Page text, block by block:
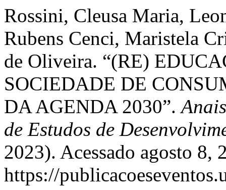
Rossini, Cleusa Maria,
Rubens Cenci, Maristela
de Oliveira. “(RE)
SOCIEDADE DE
DA AGENDA 2030”.
de Estudos de
2023). Acessado agosto 8,
https://